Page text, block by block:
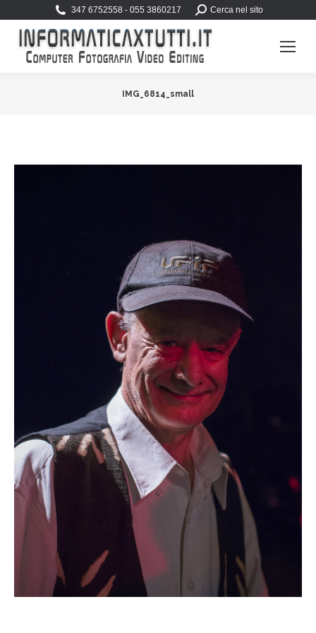
347 6752558 - 055 3860217 Search:Cerca nel sito
IMG_6814_small